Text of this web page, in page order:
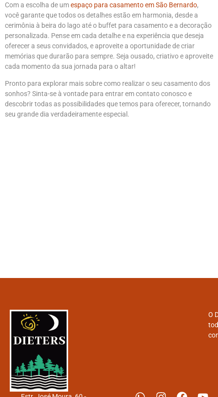
Com a escolha de umespaço para casamento em São Bernardo,
você garante que todos os detalhes estão em harmonia, desde a
cerimônia à beira do lago até o buffet para casamento e a decoração
personalizada. Pense em cada detalhe e na experiência que deseja
oferecer a seus convidados, e aproveite a oportunidade de criar
memórias que durarão para sempre. Seja ousado, criativo e aproveite
cada momento da sua jornada para o altar!
Pronto para explorar mais sobre como realizar o seu casamento dos
sonhos? Sinta-se à vontade para entrar em contato conosco e
descobrir todas as possibilidades que temos para oferecer, tornando
seu grande dia verdadeiramente especial.
O